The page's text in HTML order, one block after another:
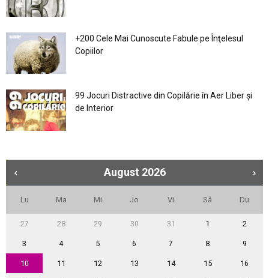
+200 Cele Mai Cunoscute Fabule pe Înţelesul
Copiilor
99 Jocuri Distractive din Copilărie în Aer Liber şi
de Interior
August 2026
Lu Ma Mi Jo Vi Sâ Du
27 28 29 30 31 1 2
3 4 5 6 7 8 9
10 11 12 13 14 15 16